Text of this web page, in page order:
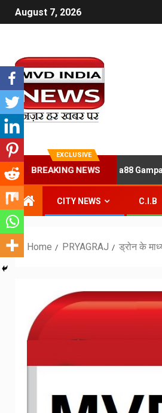
August 7, 2026
EXCLUSIVE
BREAKING NEWS
Daftar Situs Slot Jaya88 Gampang
CITY NEWS C.I.B
Home PRYAGRAJ ड्रोन के